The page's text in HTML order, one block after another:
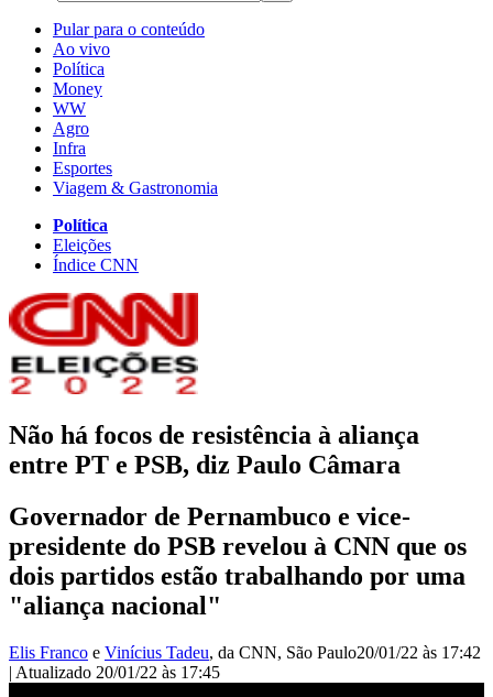
Pular para o conteúdo
Ao vivo
Política
Money
WW
Agro
Infra
Esportes
Viagem & Gastronomia
Política
Eleições
Índice CNN
Não há focos de resistência à aliança
entre PT e PSB, diz Paulo Câmara
Governador de Pernambuco e vice-
presidente do PSB revelou à CNN que os
dois partidos estão trabalhando por uma
"aliança nacional"
Elis Franco e Vinícius Tadeu, da CNN, São Paulo20/01/22 às 17:42
| Atualizado 20/01/22 às 17:45